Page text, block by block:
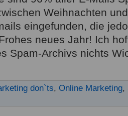
Weihnachten
eingefunden, die
neues Jahr! Ich
Spam-Archivs nichts
don`ts, Online Marketing,